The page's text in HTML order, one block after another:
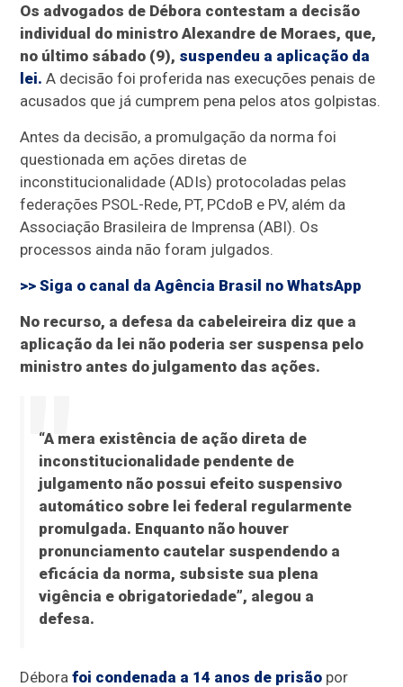
Os advogados de Débora contestam a decisão
individual do ministro Alexandre de Moraes, que,
no último sábado (9), suspendeu a aplicação da
lei. A decisão foi proferida nas execuções penais de
acusados que já cumprem pena pelos atos golpistas.
Antes da decisão, a promulgação da norma foi
questionada em ações diretas de
inconstitucionalidade (ADIs) protocoladas pelas
federações PSOL-Rede, PT, PCdoB e PV, além da
Associação Brasileira de Imprensa (ABI). Os
processos ainda não foram julgados.
>> Siga o canal daAgência Brasil no WhatsApp
No recurso, a defesa da cabeleireira diz que a
aplicação da lei não poderia ser suspensa pelo
ministro antes do julgamento das ações.
“A mera existência de ação direta de
inconstitucionalidade pendente de
julgamento não possui efeito suspensivo
automático sobre lei federal regularmente
promulgada. Enquanto não houver
pronunciamento cautelar suspendendo a
eficácia da norma, subsiste sua plena
vigência e obrigatoriedade”, alegou a
defesa.
Déborafoi condenada a 14 anos de prisão por